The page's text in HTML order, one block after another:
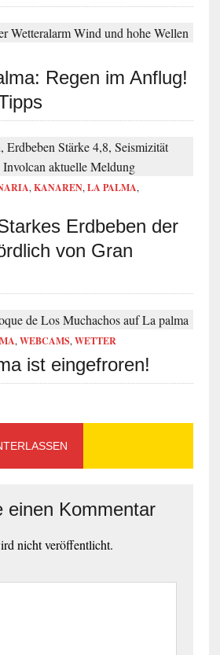
Regen im Anflug!
,KANAREN,LA PALMA,
Erdbeben der
von Gran
,WEBCAMS,WETTER
ist eingefroren!
einen Kommentar
nicht veröffentlicht.